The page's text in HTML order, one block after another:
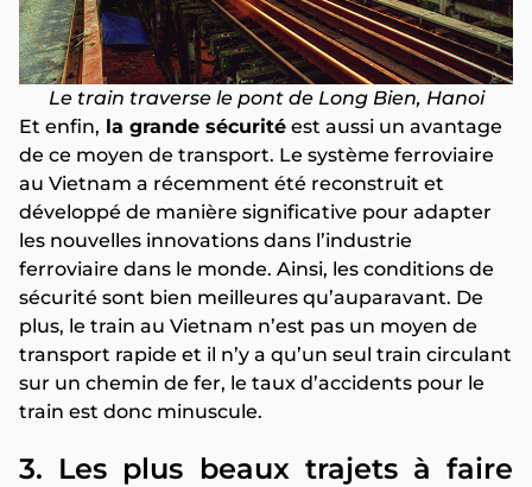
Le train traverse le pont de Long Bien, Hanoi
Et enfin, la grande sécurité est aussi un avantage
de ce moyen de transport. Le système ferroviaire
au Vietnam a récemment été reconstruit et
développé de manière significative pour adapter
les nouvelles innovations dans l’industrie
ferroviaire dans le monde. Ainsi, les conditions de
sécurité sont bien meilleures qu’auparavant. De
plus, le train au Vietnam n’est pas un moyen de
transport rapide et il n’y a qu’un seul train circulant
sur un chemin de fer, le taux d’accidents pour le
train est donc minuscule.
3. Les plus beaux trajets à faire